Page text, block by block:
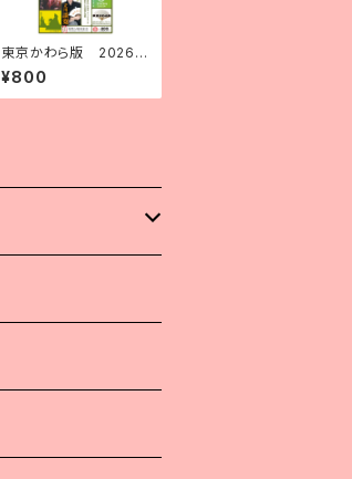
東京かわら版 2026
（令和８）年３月号
¥800